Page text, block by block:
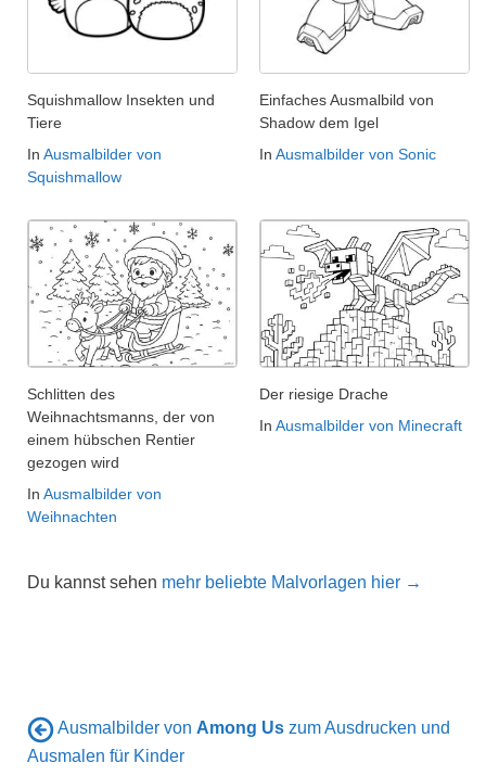
Squishmallow Insekten und
Tiere
In Ausmalbilder von
Squishmallow
Einfaches Ausmalbild von
Shadow dem Igel
In Ausmalbilder von Sonic
Schlitten des
Weihnachtsmanns, der von
einem hübschen Rentier
gezogen wird
In Ausmalbilder von
Weihnachten
Der riesige Drache
In Ausmalbilder von Minecraft
Du kannst sehen mehr beliebte Malvorlagen hier →
Ausmalbilder von Among Us zum Ausdrucken und
Ausmalen für Kinder